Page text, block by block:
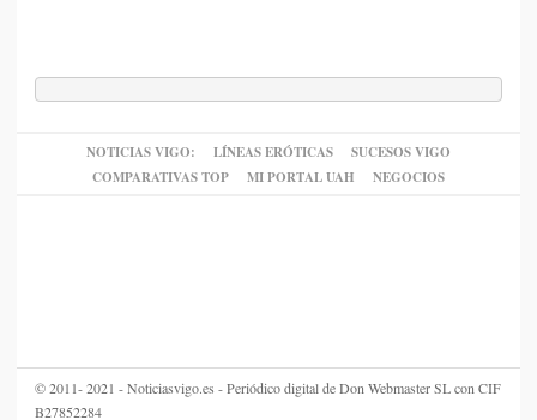
NOTICIAS VIGO: LÍNEAS ERÓTICAS
SUCESOS VIGO
COMPARATIVAS TOP
MI PORTAL UAH NEGOCIOS
© 2011- 2021 - Noticiasvigo.es - Periódico digital de Don Webmaster SL con CIF
B27852284